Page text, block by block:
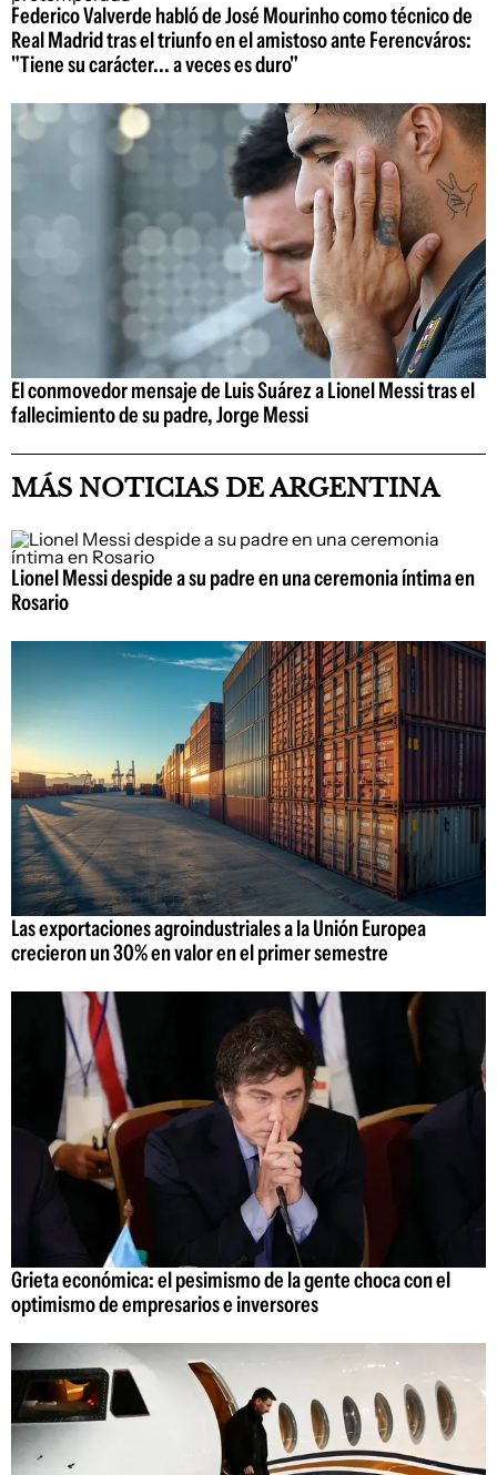
Federico Valverde habló de José Mourinho como técnico de
Real Madrid tras el triunfo en el amistoso ante Ferencváros:
"Tiene su carácter... a veces es duro"
El conmovedor mensaje de Luis Suárez a Lionel Messi tras el
fallecimiento de su padre, Jorge Messi
MÁS NOTICIAS DE ARGENTINA
Lionel Messi despide a su padre en una ceremonia íntima en
Rosario
Las exportaciones agroindustriales a la Unión Europea
crecieron un 30% en valor en el primer semestre
Grieta económica: el pesimismo de la gente choca con el
optimismo de empresarios e inversores